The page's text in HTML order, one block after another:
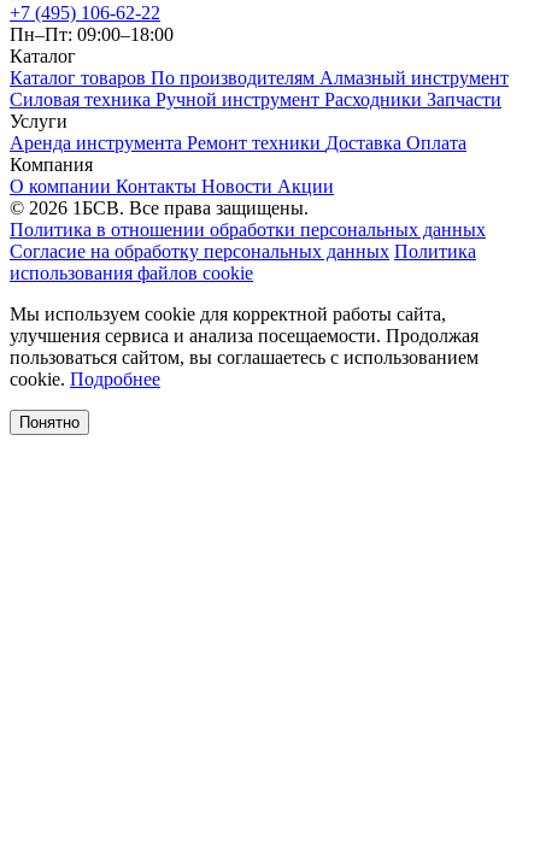
+7 (495) 106-62-22
Пн–Пт: 09:00–18:00
Каталог
Каталог товаров По производителям Алмазный инструмент
Силовая техника Ручной инструмент Расходники Запчасти
Услуги
Аренда инструмента Ремонт техники Доставка Оплата
Компания
О компании Контакты Новости Акции
© 2026 1БСВ. Все права защищены.
Политика в отношении обработки персональных данных
Согласие на обработку персональных данных Политика
использования файлов cookie
Мы используем cookie для корректной работы сайта,
улучшения сервиса и анализа посещаемости. Продолжая
пользоваться сайтом, вы соглашаетесь с использованием
cookie. Подробнее
Понятно